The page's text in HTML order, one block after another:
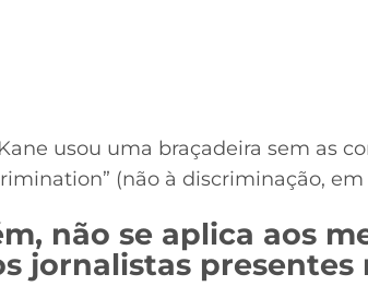
usou uma braçadeira sem as
(não à discriminação,
não se aplica aos
jornalistas presentes